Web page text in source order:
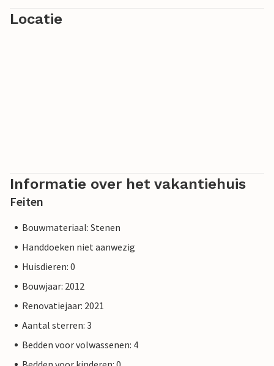
snel het Vietzker meer, dat ook uitnodigt tot zwemmen en
vissen en u een ontspannende tijd belooft.
Locatie
Informatie over het vakantiehuis
Feiten
Bouwmateriaal: Stenen
Handdoeken niet aanwezig
Huisdieren: 0
Bouwjaar: 2012
Renovatiejaar: 2021
Aantal sterren: 3
Bedden voor volwassenen: 4